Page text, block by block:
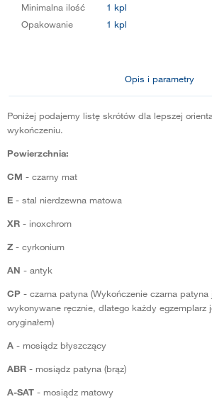
Minimalna ilość
1 kpl
Opakowanie
1 kpl
Opis i parametry
Poniżej podajemy listę skrótów dla lepszej
wykończeniu.
Powierzchnia:
CM - czarny mat
E - stal nierdzewna matowa
XR - inoxchrom
Z - cyrkonium
AN - antyk
CP - czarna patyna (Wykończenie czarna
wykonywane ręcznie, dlatego każdy egzemplarz
oryginałem)
A - mosiądz błyszczący
ABR - mosiądz patyna (brąz)
A-SAT - mosiądz matowy